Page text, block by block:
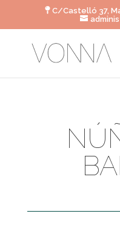
C/Castelló 37,